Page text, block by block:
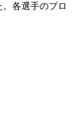
。各選手のプロ